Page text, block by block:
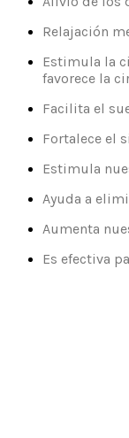
Relajación
Estimula la
favorece la
Facilita el
Fortalece el
Estimula
Ayuda a
Aumenta
Es efectiva